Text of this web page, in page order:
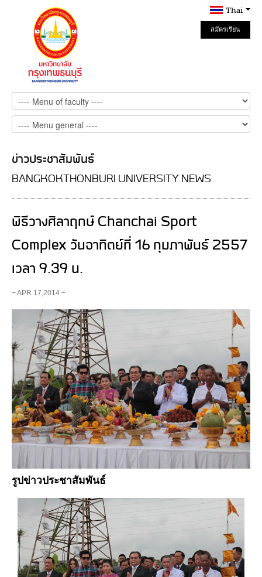
Thai
สมัครเรียน
Online
ข่าวประชาสัมพันธ์
BANGKOKTHONBURI UNIVERSITY NEWS
พิธีวางศิลาฤกษ์ Chanchai Sport
Complex วันอาทิตย์ที่ 16 กุมภาพันธ์ 2557
เวลา 9.39 น.
− APR 17,2014 −
รูปข่าวประชาสัมพันธ์